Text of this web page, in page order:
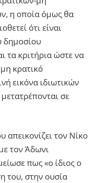
η οποία όμως θα
ότι είναι
δημοσίου
τα κριτήρια ώστε να
κρατικό
εικόνα ιδιωτικών
σε
τον Νίκο
τον Άδωνι
πως «ο ίδιος ο
του, στην ουσία